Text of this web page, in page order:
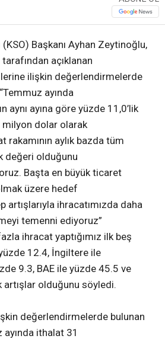
Başkanı Ayhan Zeytinoğlu,
tarafından açıklanan
ilişkin değerlendirmelerde
ayında
aynı ayına göre yüzde 11,0’lik
dolar olarak
rakamının aylık bazda tüm
değeri olduğunu
Başta en büyük ticaret
üzere hedef
artışlarıyla ihracatımızda daha
temenni ediyoruz”
ihracat yaptığımız ilk beş
12.4, İngiltere ile
9.3, BAE ile yüzde 45.5 ve
artışlar olduğunu söyledi.
değerlendirmelerde bulunan
ithalat 31